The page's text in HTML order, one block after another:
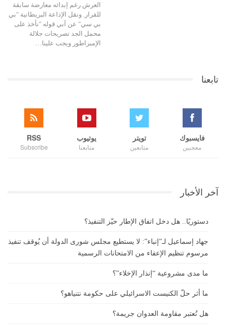
العرش رغم إبدائه معارضة سابقة
للقرار. ونقل الإذاعة البريطانية "بي
بي سي" عن آبي قوله "نأخذ على
محمل الجد تصريحات جلالة
الإمبراطور ويجب علينا…
تابعنا
فايسبوك
معجبين
تويتر
متابعين
يوتيوب
متابعنا
RSS
Subscribe
آخر الأخبار
دستوريًا.. هل دخل اتفاق الإطار حيّز التنفيذ؟
جهاد إسماعيل لـ”إنباء”: لا يستطيع مجلس شورى الدولة أن يُوقف تنفيذ
مرسوم تنظيم الإعفاء من الامتحانات الرسمية
ما مدى مشروعية “إنذار الإخلاء”؟
ما أثر حلّ الكنيست الاسرائيلي على حكومة نتنياهو؟
هل تُعتبر مقاومة العدوان جريمة؟